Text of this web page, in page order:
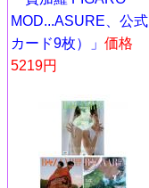
MOD...ASURE、公式
カード9枚）」 価格
5219円